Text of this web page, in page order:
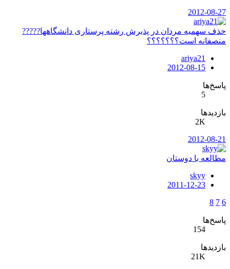
2012-08-27
حذف سهمیه مردان در پذیرش رشته پرستاری دانشگاهها?????
منصفانه است؟؟؟؟؟؟؟
ariya21
2012-08-15
پاسخ‌ها
5
بازدیدها
2K
2012-08-21
مطالعه با دوستان
skyy
2011-12-23
6
7
8
پاسخ‌ها
154
بازدیدها
21K